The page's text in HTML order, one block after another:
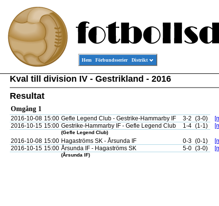
Hem Förbundsserier Distrikt
Kval till division IV - Gestrikland - 2016
Resultat
Omgång 1
2016-10-08 15:00 Gefle Legend Club - Gestrike-Hammarby IF 3-2 (3-0)
2016-10-15 15:00 Gestrike-Hammarby IF - Gefle Legend Club 1-4 (1-1)
(Gefle Legend Club)
2016-10-08 15:00 Hagaströms SK - Årsunda IF 0-3 (0-1)
2016-10-15 15:00 Årsunda IF - Hagaströms SK 5-0 (3-0)
(Årsunda IF)